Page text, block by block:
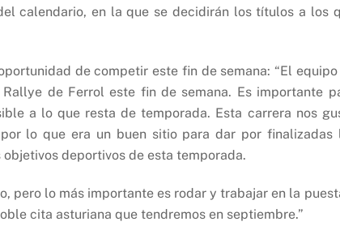
calendario, en la que se decidirán los títulos a los
de competir este fin de semana: “El equipo
de Ferrol este fin de semana. Es importante
a lo que resta de temporada. Esta carrera nos
lo que era un buen sitio para dar por finalizadas
deportivos de esta temporada.
pero lo más importante es rodar y trabajar en la
cita asturiana que tendremos en septiembre.”